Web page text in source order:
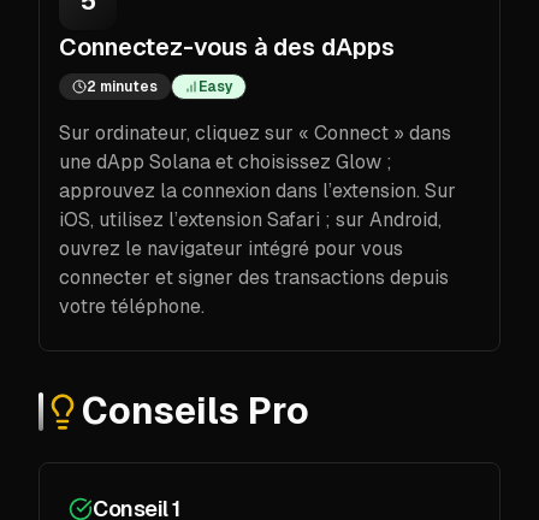
Connectez-vous à des dApps
2 minutes Easy
Sur ordinateur, cliquez sur « Connect » dans
une dApp Solana et choisissez Glow ;
approuvez la connexion dans l’extension. Sur
iOS, utilisez l’extension Safari ; sur Android,
ouvrez le navigateur intégré pour vous
connecter et signer des transactions depuis
votre téléphone.
Conseils Pro
Conseil 1